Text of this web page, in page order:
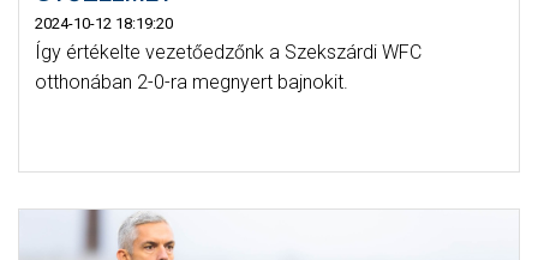
2024-10-12 18:19:20
Így értékelte vezetőedzőnk a Szekszárdi WFC
otthonában 2-0-ra megnyert bajnokit.